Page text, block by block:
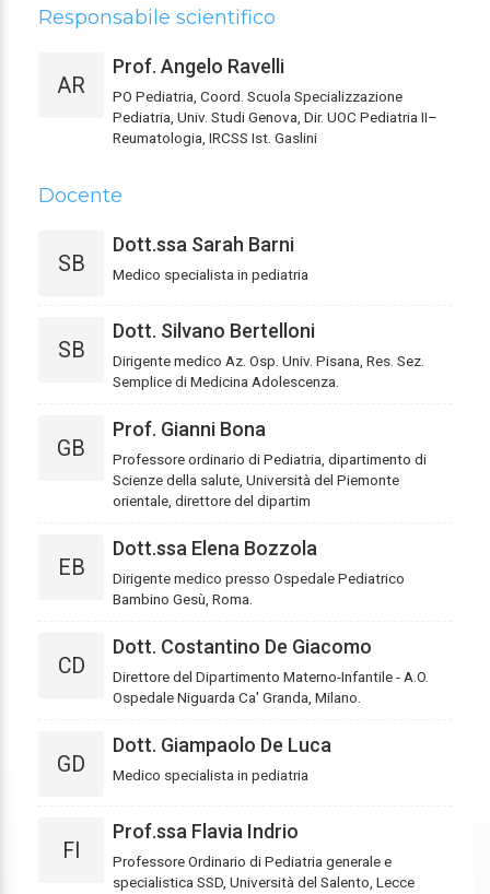
Responsabile scientifico
AR
Prof. Angelo Ravelli
PO Pediatria, Coord. Scuola Specializzazione
Pediatria, Univ. Studi Genova, Dir. UOC Pediatria II–
Reumatologia, IRCSS Ist. Gaslini
Docente
SB
Dott.ssa Sarah Barni
Medico specialista in pediatria
SB
Dott. Silvano Bertelloni
Dirigente medico Az. Osp. Univ. Pisana, Res. Sez.
Semplice di Medicina Adolescenza.
GB
Prof. Gianni Bona
Professore ordinario di Pediatria, dipartimento di
Scienze della salute, Università del Piemonte
orientale, direttore del dipartim
EB
Dott.ssa Elena Bozzola
Dirigente medico presso Ospedale Pediatrico
Bambino Gesù, Roma.
CD
Dott. Costantino De Giacomo
Direttore del Dipartimento Materno-Infantile - A.O.
Ospedale Niguarda Ca' Granda, Milano.
GD
Dott. Giampaolo De Luca
Medico specialista in pediatria
FI
Prof.ssa Flavia Indrio
Professore Ordinario di Pediatria generale e
specialistica SSD, Università del Salento, Lecce